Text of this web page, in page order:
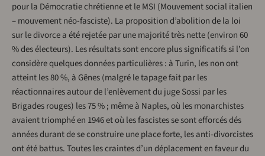
pour la Démocratie chrétienne et le MSI (Mouvement social italien
– mouvement néo-fasciste). La proposition d’abolition de la loi
sur le divorce a été rejetée par une majorité très nette (environ 60
% des électeurs). Les résultats sont encore plus significatifs si l’on
considère quelques données particulières : à Turin, les non ont
atteint les 80 %, à Gênes (malgré le tapage fait par les
réactionnaires autour de l’enlèvement du juge Sossi par les
Brigades rouges) les 75 % ; même à Naples, où les monarchistes
avaient triomphé en 1946 et où les fascistes se sont efforcés dés
années durant de se construire une place forte, les anti-divorcistes
ont été battus. Toutes les craintes d’un déplacement en faveur du